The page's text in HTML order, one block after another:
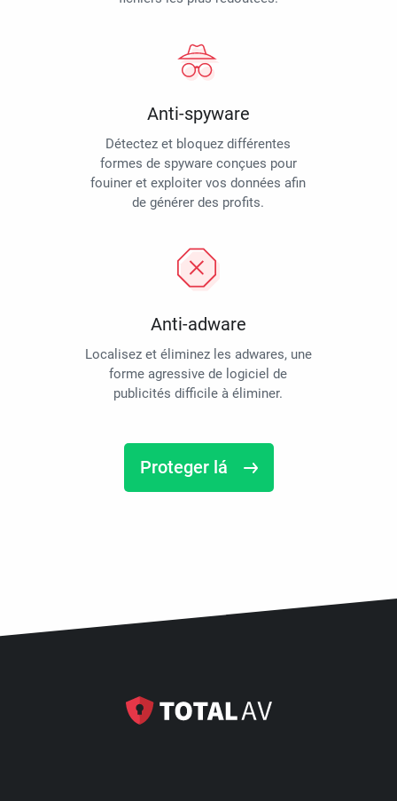
Anti-spyware
Détectez et bloquez différentes
formes de spyware conçues pour
fouiner et exploiter vos données afin
de générer des profits.
Anti-adware
Localisez et éliminez les adwares, une
forme agressive de logiciel de
publicités difficile à éliminer.
Proteger lá